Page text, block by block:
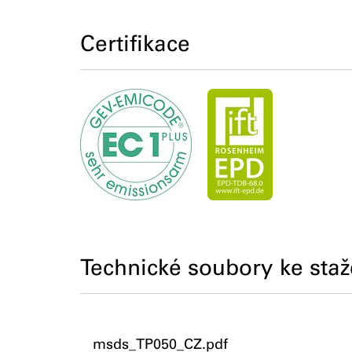
Certifikace
Technické soubory ke
msds_TP050_CZ.pdf